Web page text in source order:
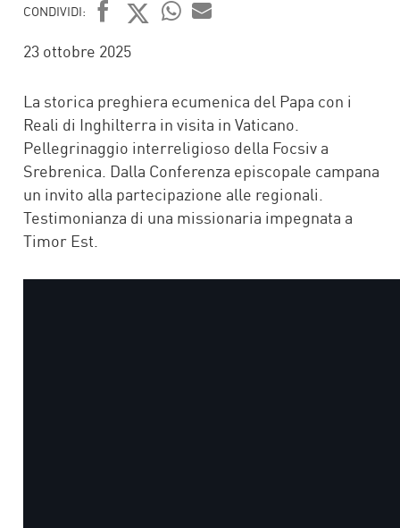
CONDIVIDI:
FACEBOOK
TWITTER
23 ottobre 2025
La storica preghiera ecumenica del Papa con i
Reali di Inghilterra in visita in Vaticano.
Pellegrinaggio interreligioso della Focsiv a
Srebrenica. Dalla Conferenza episcopale campana
un invito alla partecipazione alle regionali.
Testimonianza di una missionaria impegnata a
Timor Est.